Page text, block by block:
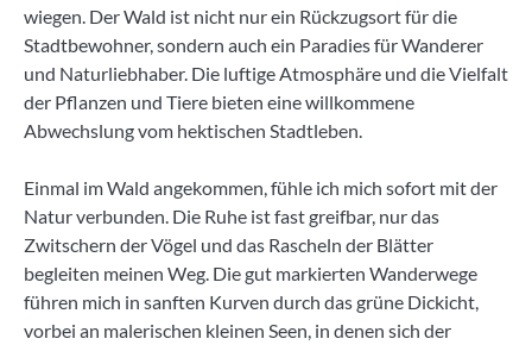
wiegen. Der Wald ist nicht nur ein Rückzugsort für die
Stadtbewohner, sondern auch ein Paradies für Wanderer
und Naturliebhaber. Die luftige Atmosphäre und die Vielfalt
der Pflanzen und Tiere bieten eine willkommene
Abwechslung vom hektischen Stadtleben.
Einmal im Wald angekommen, fühle ich mich sofort mit der
Natur verbunden. Die Ruhe ist fast greifbar, nur das
Zwitschern der Vögel und das Rascheln der Blätter
begleiten meinen Weg. Die gut markierten Wanderwege
führen mich in sanften Kurven durch das grüne Dickicht,
vorbei an malerischen kleinen Seen, in denen sich der